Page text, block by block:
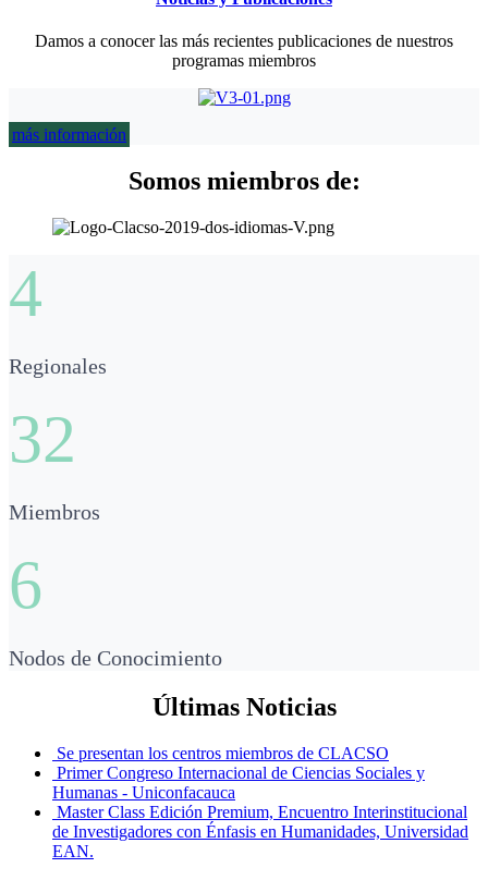
Damos a conocer las más recientes publicaciones de nuestros
programas miembros
más información
Somos miembros de:
4
Regionales
32
Miembros
6
Nodos de Conocimiento
Últimas Noticias
Se presentan los centros miembros de CLACSO
Primer Congreso Internacional de Ciencias Sociales y
Humanas - Uniconfacauca
Master Class Edición Premium, Encuentro Interinstitucional
de Investigadores con Énfasis en Humanidades, Universidad
EAN.